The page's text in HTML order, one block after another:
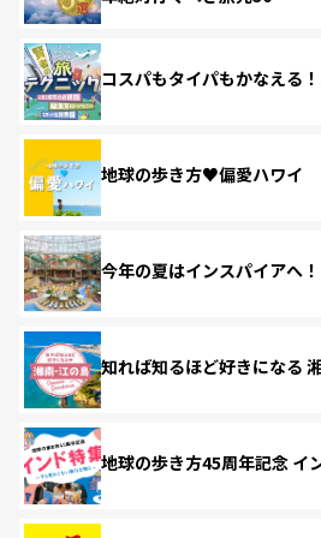
コスパもタイパもかなえる
地球の歩き方♥偏愛ハワイ
今年の夏はインスパイアへ！
知れば知るほど好きになる
地球の歩き方45周年記念 イ